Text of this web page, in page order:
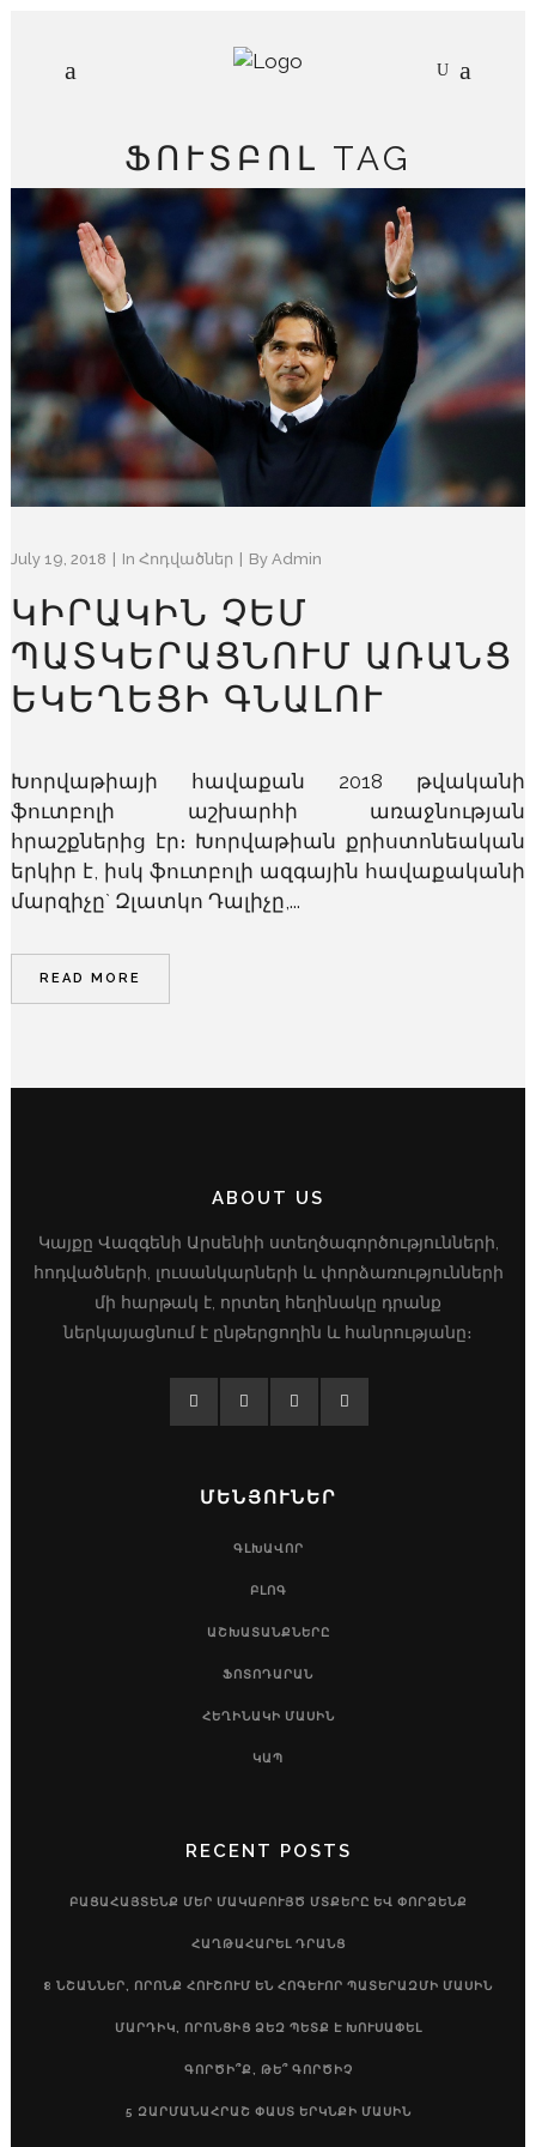
ՖՈՒՏԲՈԼ TAG
July 19, 2018 In Հոդվածներ By Admin
ԿԻՐԱԿԻՆ ՉԵՄ
ՊԱՏԿԵՐԱՑՆՈՒՄ ԱՌԱՆՑ
ԵԿԵՂԵՑԻ ԳՆԱԼՈՒ
Խորվաթիայի հավաքան 2018 թվականի
ֆուտբոլի աշխարհի առաջնության
հրաշքներից էր։ Խորվաթիան քրիստոնեական
երկիր է, իսկ ֆուտբոլի ազգային հավաքականի
մարզիչը` Զլատկո Դալիչը,...
READ MORE
ABOUT US
Կայքը Վազգենի Արսենիի ստեղծագործությունների,
հոդվածների, լուսանկարների և փորձառությունների
մի հարթակ է, որտեղ հեղինակը դրանք
ներկայացնում է ընթերցողին և հանրությանը։
ՄԵՆՅՈՒՆԵՐ
ԳԼԽԱՎՈՐ
ԲԼՈԳ
ԱՇԽԱՏԱՆՔՆԵՐԸ
ՖՈՏՈԴԱՐԱՆ
ՀԵՂԻՆԱԿԻ ՄԱՍԻՆ
ԿԱՊ
RECENT POSTS
ԲԱՑԱՀԱՅՏԵՆՔ ՄԵՐ ՄԱԿԱԲՈՒՅԾ ՄՏՔԵՐԸ ԵՎ ՓՈՐՁԵՆՔ
ՀԱՂԹԱՀԱՐԵԼ ԴՐԱՆՑ
8 ՆՇԱՆՆԵՐ, ՈՐՈՆՔ ՀՈՒՇՈՒՄ ԵՆ ՀՈԳԵՒՈՐ ՊԱՏԵՐԱԶՄԻ ՄԱՍԻՆ
ՄԱՐԴԻԿ, ՈՐՈՆՑԻՑ ՁԵԶ ՊԵՏՔ Է ԽՈՒՍԱՓԵԼ
ԳՈՐԾԻ՞Ք, ԹԵ՞ ԳՈՐԾԻՉ
5 ԶԱՐՄԱՆԱՀՐԱՇ ՓԱՍՏ ԵՐԿՆՔԻ ՄԱՍԻՆ